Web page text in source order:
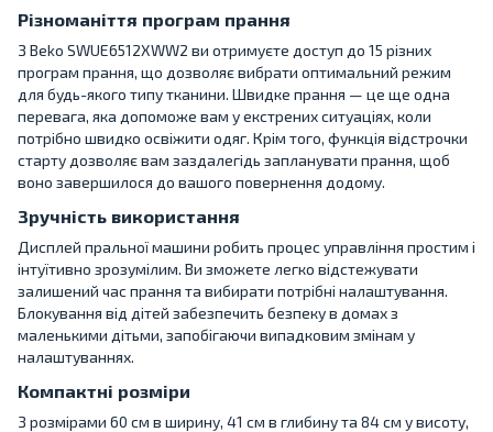
Різноманіття програм прання
З Beko SWUE6512XWW2 ви отримуєте доступ до 15 різних
програм прання, що дозволяє вибрати оптимальний режим
для будь-якого типу тканини. Швидке прання — це ще одна
перевага, яка допоможе вам у екстрених ситуаціях, коли
потрібно швидко освіжити одяг. Крім того, функція відстрочки
старту дозволяє вам заздалегідь запланувати прання, щоб
воно завершилося до вашого повернення додому.
Зручність використання
Дисплей пральної машини робить процес управління простим і
інтуїтивно зрозумілим. Ви зможете легко відстежувати
залишений час прання та вибирати потрібні налаштування.
Блокування від дітей забезпечить безпеку в домах з
маленькими дітьми, запобігаючи випадковим змінам у
налаштуваннях.
Компактні розміри
З розмірами 60 см в ширину, 41 см в глибину та 84 см у висоту,